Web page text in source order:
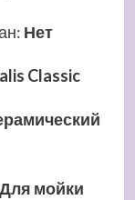
: Нет
Classic
Для мойки